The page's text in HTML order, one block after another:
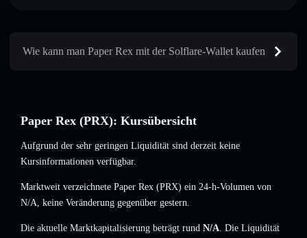
Wie kann man Paper Rex mit der Solflare-Wallet kaufen
Paper Rex (PRX): Kursübersicht
Aufgrund der sehr geringen Liquidität sind derzeit keine
Kursinformationen verfügbar.
Marktweit verzeichnete Paper Rex (PRX) ein 24-h-Volumen von
N/A, keine Veränderung gegenüber gestern.
Die aktuelle Marktkapitalisierung beträgt rund N/A. Die Liquidität